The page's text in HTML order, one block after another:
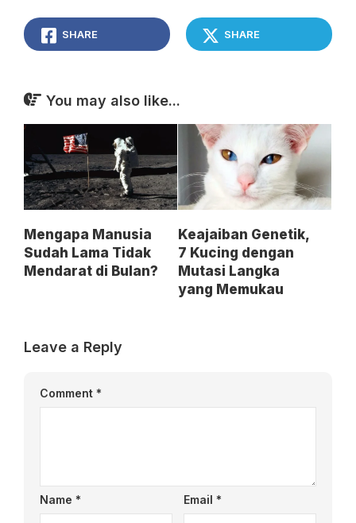
SHARE SHARE
You may also like...
Mengapa Manusia
Sudah Lama Tidak
Mendarat di Bulan?
Keajaiban Genetik,
7 Kucing dengan
Mutasi Langka
yang Memukau
Leave a Reply
Comment *
Name * Email *